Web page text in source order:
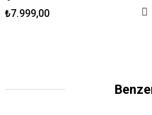
₺7.999,00